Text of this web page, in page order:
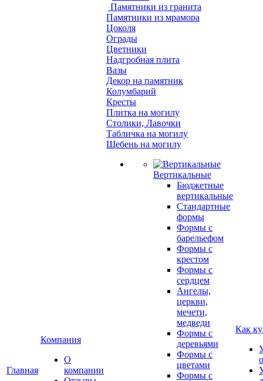
Главная
Компания
О
компании
Памятники из гранита
Памятники из мрамора
Цоколя
Ограды
Цветники
Надгробная плита
Вазы
Декор на памятник
Колумбарий
Кресты
Плитка на могилу
Столики, Лавочки
Табличка на могилу
Щебень на могилу
Вертикальные
Бюджетные
вертикальные
Стандартные
формы
Формы с
барельефом
Формы с
крестом
Формы с
сердцем
Ангелы,
церкви,
мечети,
медведи
Формы с
деревьями
Формы с
цветами
Формы с
Как